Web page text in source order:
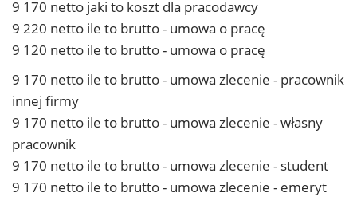
9 170 netto jaki to koszt dla pracodawcy
9 220 netto ile to brutto - umowa o pracę
9 120 netto ile to brutto - umowa o pracę
9 170 netto ile to brutto - umowa zlecenie - pracownik
innej firmy
9 170 netto ile to brutto - umowa zlecenie - własny
pracownik
9 170 netto ile to brutto - umowa zlecenie - student
9 170 netto ile to brutto - umowa zlecenie - emeryt